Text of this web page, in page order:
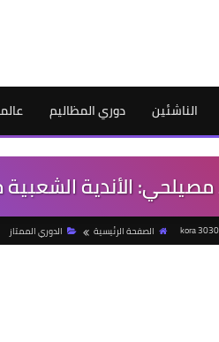
الناشئين دوري المظاليم
الأندية الشعبية
kora 3030 الصفحة الرئيسية الدوري الممتاز